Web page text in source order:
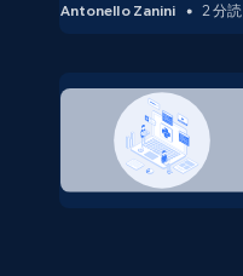
Antonello Zanini 2 分読